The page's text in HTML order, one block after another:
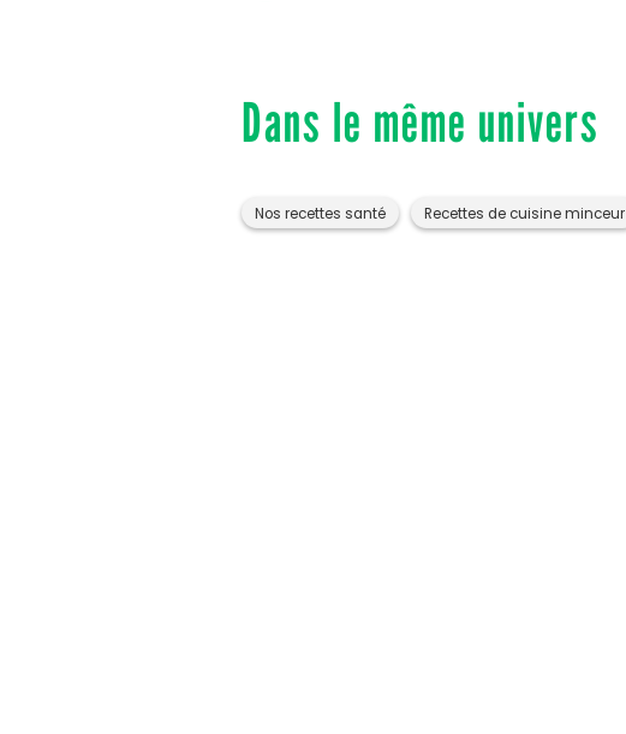
Dans le même univers
Nos recettes santé Recettes de cuisine minceur